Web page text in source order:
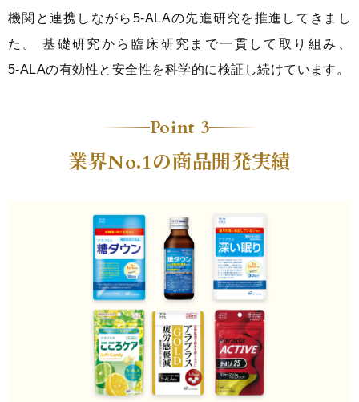
機関と連携しながら5‑ALAの先進研究を推進してきまし
た。 基礎研究から臨床研究まで一貫して取り組み、
5‑ALAの有効性と安全性を科学的に検証し続けています。
Point 3
業界No.1の商品開発実績